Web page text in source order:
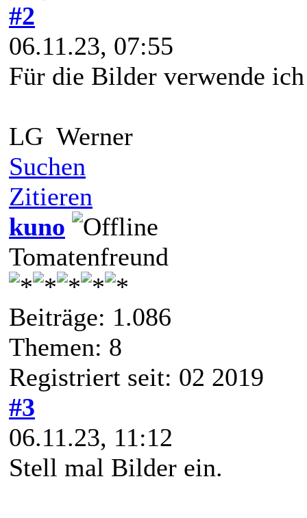
#2
06.11.23, 07:55
Für die Bilder verwende
LG Werner
Suchen
Zitieren
kuno
Tomatenfreund
Beiträge: 1.086
Themen: 8
Registriert seit: 02 2019
#3
06.11.23, 11:12
Stell mal Bilder ein.